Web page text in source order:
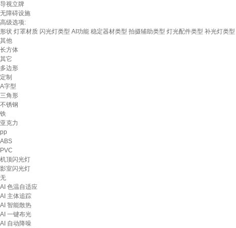
导视立牌
无障碍设施
高级选项:
形状 灯罩材质 闪光灯类型 AI功能 稳定器材类型 拍摄辅助类型 灯光配件类型 补光灯类型
其他
长方体
其它
多边形
定制
A字型
三角形
不锈钢
铁
亚克力
pp
ABS
PVC
机顶闪光灯
影室闪光灯
无
AI 色温自适应
AI 主体追踪
AI 智能散热
AI 一键布光
AI 自动降噪